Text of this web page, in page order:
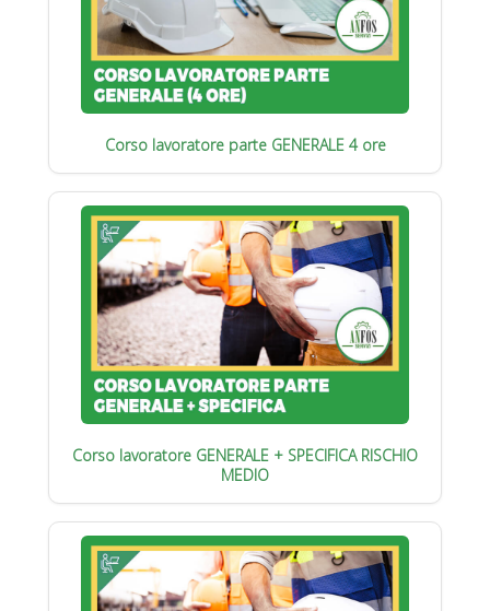
Corso lavoratore parte GENERALE 4 ore
Corso lavoratore GENERALE + SPECIFICA RISCHIO
MEDIO